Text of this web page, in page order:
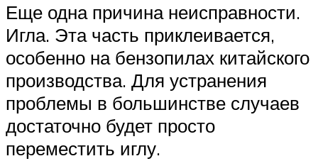
Еще одна причина неисправности.
Игла. Эта часть приклеивается,
особенно на бензопилах китайского
производства. Для устранения
проблемы в большинстве случаев
достаточно будет просто
переместить иглу.